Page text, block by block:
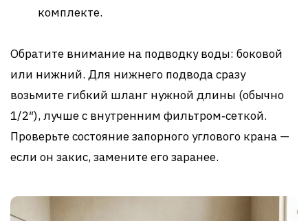
комплекте.
Обратите внимание на подводку воды: боковой
или нижний. Для нижнего подвода сразу
возьмите гибкий шланг нужной длины (обычно
1/2″), лучше с внутренним фильтром‑сеткой.
Проверьте состояние запорного углового крана —
если он закис, замените его заранее.